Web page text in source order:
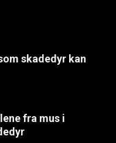
skadedyr kan
fra mus i